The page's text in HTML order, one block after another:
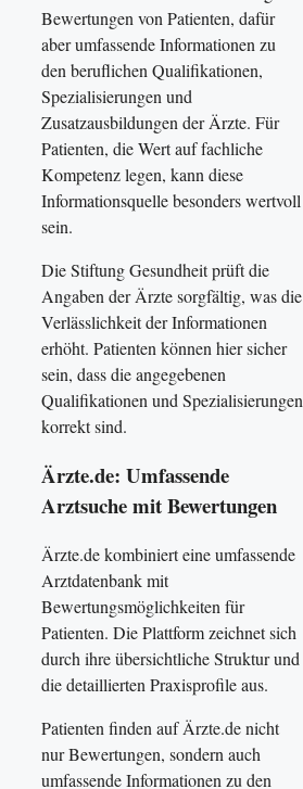
Bewertungen von Patienten, dafür
aber umfassende Informationen zu
den beruflichen Qualifikationen,
Spezialisierungen und
Zusatzausbildungen der Ärzte. Für
Patienten, die Wert auf fachliche
Kompetenz legen, kann diese
Informationsquelle besonders wertvoll
sein.
Die Stiftung Gesundheit prüft die
Angaben der Ärzte sorgfältig, was die
Verlässlichkeit der Informationen
erhöht. Patienten können hier sicher
sein, dass die angegebenen
Qualifikationen und Spezialisierungen
korrekt sind.
Ärzte.de: Umfassende
Arztsuche mit Bewertungen
Ärzte.de kombiniert eine umfassende
Arztdatenbank mit
Bewertungsmöglichkeiten für
Patienten. Die Plattform zeichnet sich
durch ihre übersichtliche Struktur und
die detaillierten Praxisprofile aus.
Patienten finden auf Ärzte.de nicht
nur Bewertungen, sondern auch
umfassende Informationen zu den